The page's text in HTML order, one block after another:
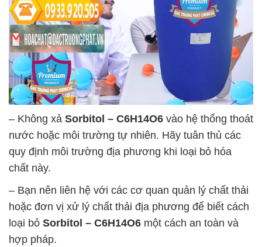
– Không xả Sorbitol – C6H14O6 vào hệ thống thoát
nước hoặc môi trường tự nhiên. Hãy tuân thủ các
quy định môi trường địa phương khi loại bỏ hóa
chất này.
– Bạn nên liên hệ với các cơ quan quản lý chất thải
hoặc đơn vị xử lý chất thải địa phương để biết cách
loại bỏ Sorbitol – C6H14O6 một cách an toàn và
hợp pháp.